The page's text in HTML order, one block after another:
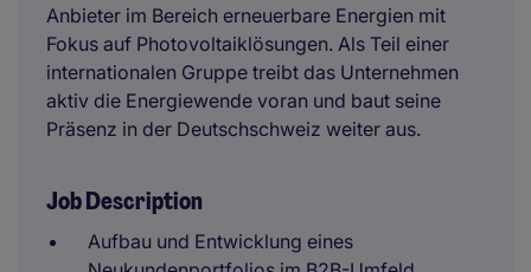
Anbieter im Bereich erneuerbare Energien mit
Fokus auf Photovoltaiklösungen. Als Teil einer
internationalen Gruppe treibt das Unternehmen
aktiv die Energiewende voran und baut seine
Präsenz in der Deutschschweiz weiter aus.
Job Description
Aufbau und Entwicklung eines